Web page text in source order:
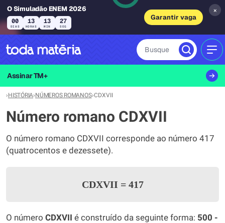
O Simuladão ENEM 2026
00
DIAS
13
HORAS
13
MIN
26
SEG
Garantir vaga
×
Busque
Assinar TM+
›HISTÓRIA›NÚMEROS ROMANOS›CDXVII
Número romano CDXVII
O número romano CDXVII corresponde ao número 417
(quatrocentos e dezessete).
CDXVII =417
O número CDXVII é construído da seguinte forma: 500 -